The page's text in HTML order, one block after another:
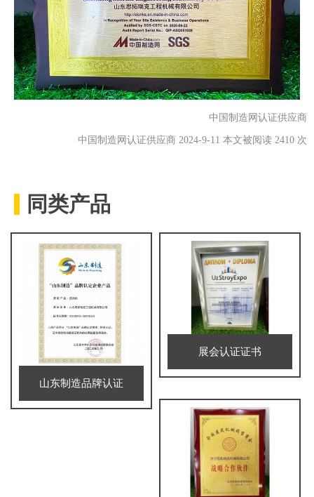
中国制造网认证供应商
中国制造网认证供应商 2024-9-11 本文被阅读 2410 次
同类产品
山东制造品牌认证
展会认证证书